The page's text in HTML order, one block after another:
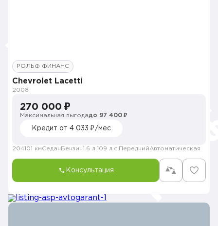
РОЛЬФ ФИНАНС
Chevrolet Lacetti
2008
270 000 ₽
Максимальная выгодадо 97 400 ₽
Кредит от 4 033 ₽/мес
204101 кмСедан Бензин1.6 л. 109 л.с. ПереднийАвтоматическая
Консультация